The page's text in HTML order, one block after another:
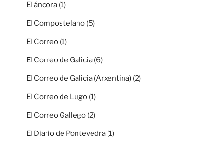
El áncora (1)
El Compostelano (5)
El Correo (1)
El Correo de Galicia (6)
El Correo de Galicia (Arxentina) (2)
El Correo de Lugo (1)
El Correo Gallego (2)
El Diario de Pontevedra (1)